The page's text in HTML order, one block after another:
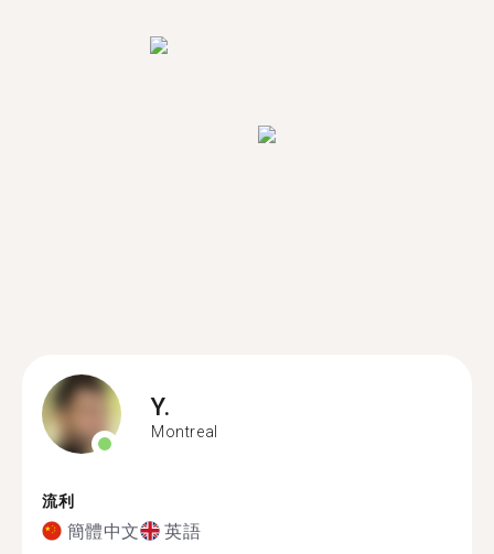
Y.
Montreal
流利
簡體中文 英語